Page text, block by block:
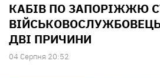
КАБІВ ПО ЗАПОРІЖЖЮ
ДВІ ПРИЧИНИ
04 Серпня 20:52